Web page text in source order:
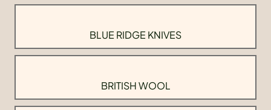
BLUE RIDGE KNIVES
BRITISH WOOL